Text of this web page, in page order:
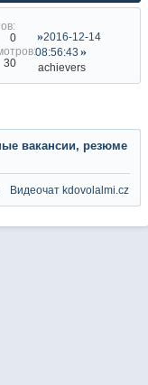
0
30
2016-12-14
08:56:43
achievers
вакансии, резюме
Видеочат kdovolalmi.cz